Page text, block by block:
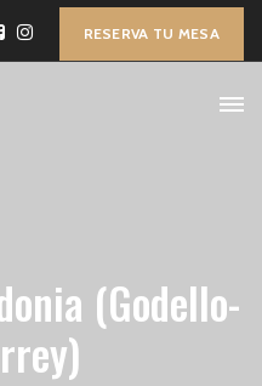
RESERVA TU MESA
(Godello-